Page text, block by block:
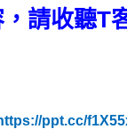
請收聽T
ppt.cc/